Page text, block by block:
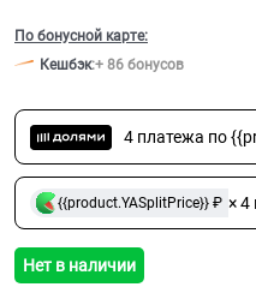
По бонусной карте:
Кешбэк:+ 86 бонусов
4 платежа по
{{product.YASplitPrice}} ₽ × 4
Нет в наличии